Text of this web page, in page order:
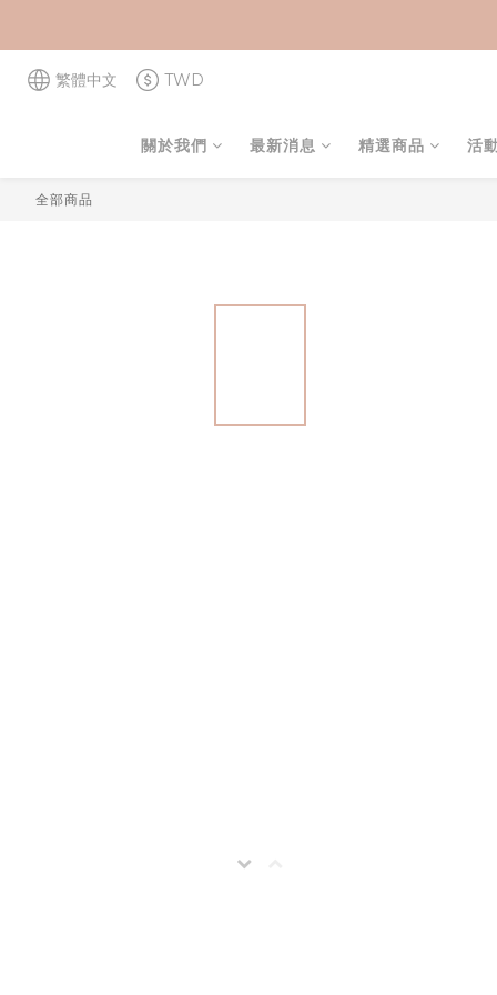
繁體中文 TWD
關於我們 最新消息 精選商品 活
全部商品